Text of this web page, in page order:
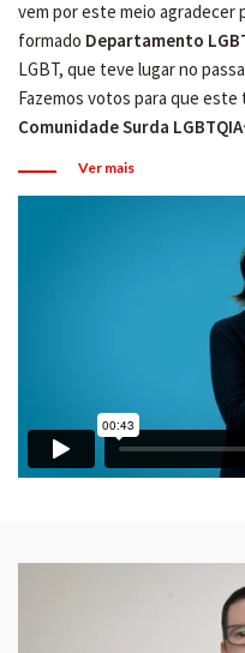
vem por este meio agradecer
formado Departamento
LGBT, que teve lugar no
Fazemos votos para que
Comunidade Surda
Ver mais